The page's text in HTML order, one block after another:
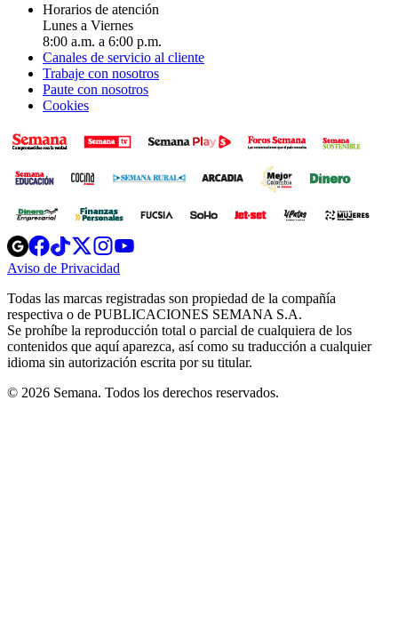
Horarios de atención
Lunes a Viernes
8:00 a.m. a 6:00 p.m.
Canales de servicio al cliente
Trabaje con nosotros
Paute con nosotros
Cookies
Opens
in
new
Opens
in
new
Opens
in
new
window
Opens
new
windowwindow
Aviso de Privacidad
new
window
Todas las marcas registradas son propiedad de la compañía
respectiva o de PUBLICACIONES SEMANA S.A.
Se prohíbe la reproducción total o parcial de cualquiera de los
contenidos que aquí aparezca, así como su traducción a cualquier
idioma sin autorización escrita por su titular.
© 2026 Semana. Todos los derechos reservados.